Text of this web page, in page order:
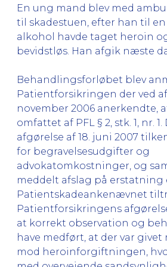
En ung mand blev med
til skadestuen, efter han til
alkohol havde taget heroin
bevidstløs. Han afgik næste
Behandlingsforløbet blev
Patientforsikringen der ved
november 2006 anerkendte,
omfattet af PFL § 2, stk. 1, nr.
afgørelse af 18. juni 2007
for begravelsesudgifter og
advokatomkostninger, og
meddelt afslag på erstatning
Patientskadeankenævnet
Patientforsikringens
at korrekt observation og
have medført, at der var
mod heroinforgiftningen,